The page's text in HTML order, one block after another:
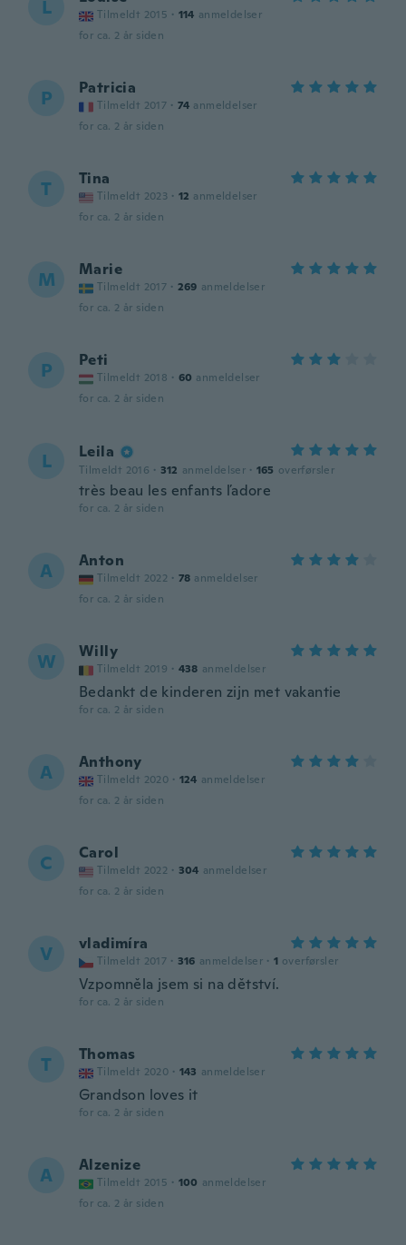
L Tilmeldt 2015 · 114 anmeldelser
for ca. 2 år siden
P Patricia
Tilmeldt 2017 · 74 anmeldelser
for ca. 2 år siden
T Tina
Tilmeldt 2023 · 12 anmeldelser
for ca. 2 år siden
M Marie
Tilmeldt 2017 · 269 anmeldelser
for ca. 2 år siden
P Peti
Tilmeldt 2018 · 60 anmeldelser
for ca. 2 år siden
L Leila
Tilmeldt 2016 · 312 anmeldelser · 165 overførsler
très beau les enfants ľadore
for ca. 2 år siden
A Anton
Tilmeldt 2022 · 78 anmeldelser
for ca. 2 år siden
W Willy
Tilmeldt 2019 · 438 anmeldelser
Bedankt de kinderen zijn met vakantie
for ca. 2 år siden
A Anthony
Tilmeldt 2020 · 124 anmeldelser
for ca. 2 år siden
C Carol
Tilmeldt 2022 · 304 anmeldelser
for ca. 2 år siden
V vladimíra
Tilmeldt 2017 · 316 anmeldelser · 1 overførsler
Vzpomněla jsem si na dětství.
for ca. 2 år siden
T Thomas
Tilmeldt 2020 · 143 anmeldelser
Grandson loves it
for ca. 2 år siden
A Alzenize
Tilmeldt 2015 · 100 anmeldelser
for ca. 2 år siden